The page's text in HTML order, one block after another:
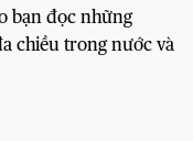
bạn đọc những
chiều trong nước và